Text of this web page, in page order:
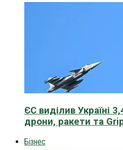
ЄС виділив Україні
дрони, ракети та
Бізнес